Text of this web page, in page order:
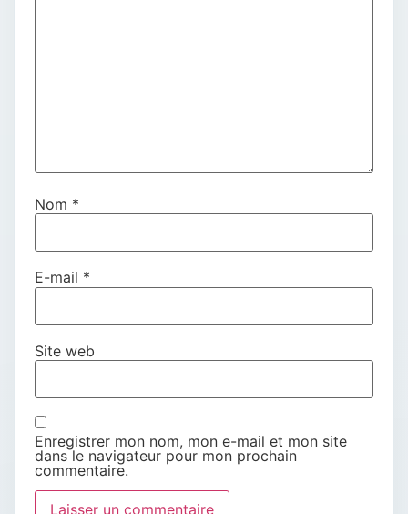
Nom *
E-mail *
Site web
Enregistrer mon nom, mon e-mail et mon site
dans le navigateur pour mon prochain
commentaire.